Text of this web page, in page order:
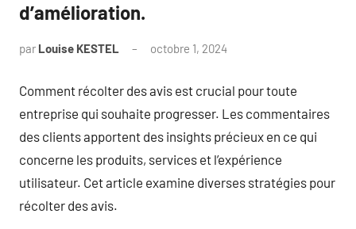
d’amélioration.
par Louise KESTEL octobre 1, 2024
Comment récolter des avis est crucial pour toute
entreprise qui souhaite progresser. Les commentaires
des clients apportent des insights précieux en ce qui
concerne les produits, services et l’expérience
utilisateur. Cet article examine diverses stratégies pour
récolter des avis.